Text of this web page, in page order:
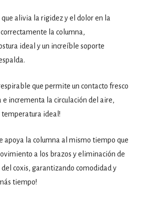
alivia la rigidez y el dolor en la
la columna,
ideal y un increíble soporte
que permite un contacto fresco
e incrementa la circulación del aire,
ideal!
apoya la columna al mismo tiempo que
a los brazos y eliminación de
del coxis, garantizando comodidad y
tiempo!